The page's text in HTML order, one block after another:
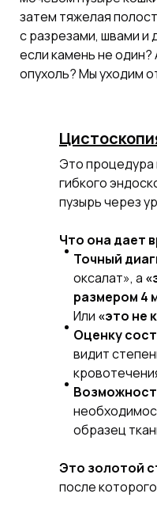
затем тяжелая
с разрезами, швами и
если камень не один?
опухоль? Мы уходим
Это процедура
гибкого
пузырь через
Что она дает
Точный
оксалат», а
размером 4
Или «это не
Оценку
видит
образец
Это золотой
после